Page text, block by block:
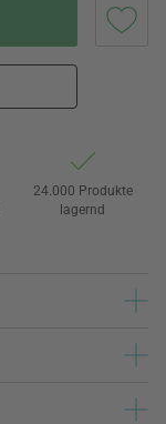
24.000 Produkte
lagernd